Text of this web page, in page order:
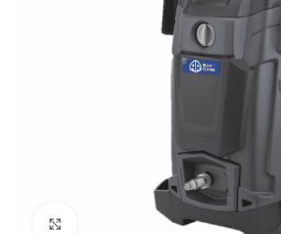
Click to enlarge